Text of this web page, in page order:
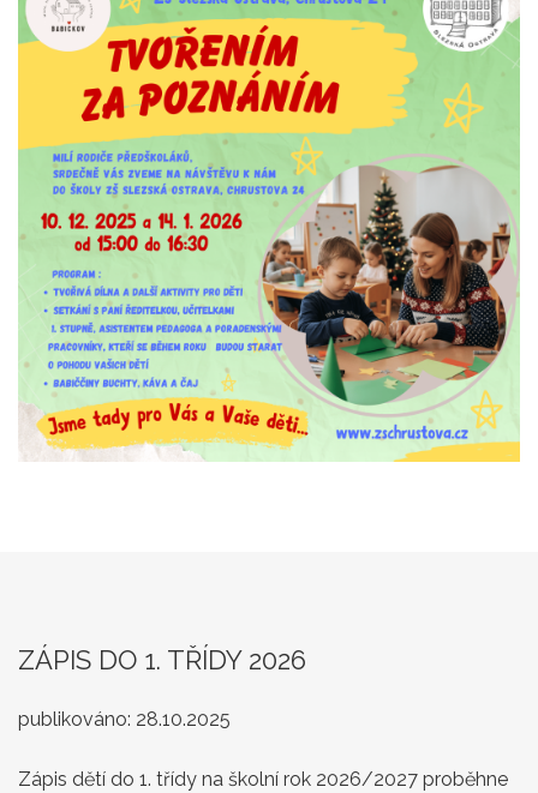
ZÁPIS DO 1. TŘÍDY 2026
publikováno: 28.10.2025
Zápis dětí do 1. třídy na školní rok 2026/2027 proběhne